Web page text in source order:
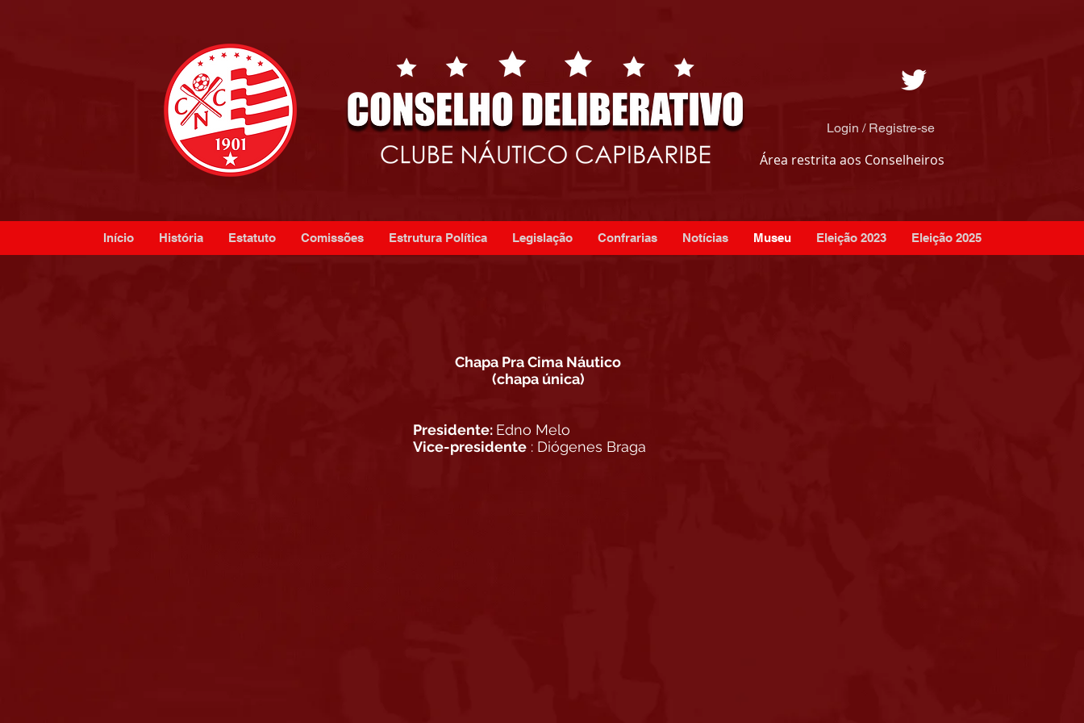
Login / Registre-se
Área restrita aos Conselheiros
Início História Estatuto Comissões Estrutura Política Legislação Confrarias Notícias Museu Eleição 2023 Eleição 2025
Chapa Pra Cima Náutico
(chapa única)
Presidente: Edno Melo
Vice-presidente : Diógenes Braga